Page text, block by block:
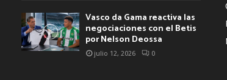
Vasco da Gama reactiva las
negociaciones con el Betis
por Nelson Deossa
julio 12, 2026 0